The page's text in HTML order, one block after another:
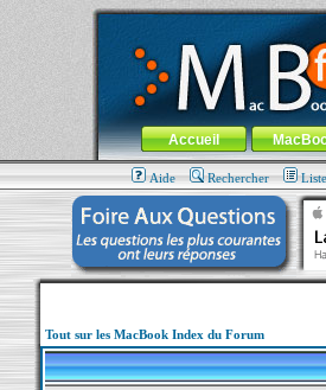
MacBook-fr.com : 100% Apple... 100%
Aller au contenu-Aller au menu
Menu général
Accueil
Aide Rechercher
Tout sur les MacBook Index du Forum